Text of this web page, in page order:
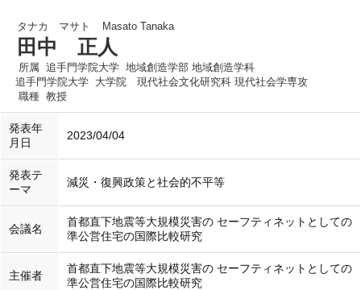
タナカ マサト Masato Tanaka
田中 正人
所属 追手門学院大学 地域創造学部 地域創造学科
追手門学院大学 大学院 現代社会文化研究科 現代社会学専攻
職種 教授
発表年
月日
2023/04/04
発表テ
ーマ
減災・復興政策と社会的不平等
会議名
首都直下地震等大規模災害の セーフティネットとしての
準公営住宅の国際比較研究
主催者
首都直下地震等大規模災害の セーフティネットとしての
準公営住宅の国際比較研究